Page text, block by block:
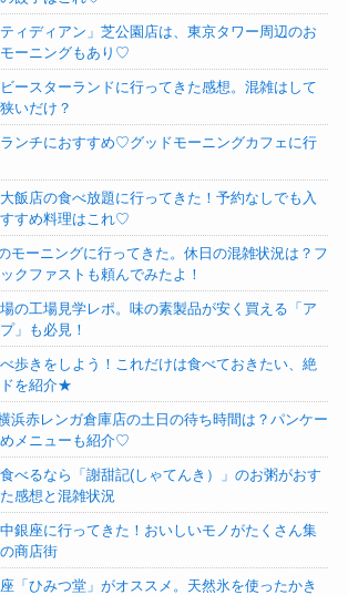
ティディアン」芝公園店は、東京タワー周辺のお
ーニングもあり♡
ースターランドに行ってきた感想。混雑はして
いだけ？
ンチにおすすめ♡グッドモーニングカフェに行
大飯店の食べ放題に行ってきた！予約なしでも入
すめ料理はこれ♡
モーニングに行ってきた。休日の混雑状況は？フ
クファストも頼んでみたよ！
の工場見学レポ。味の素製品が安く買える「ア
」も必見！
歩きをしよう！これだけは食べておきたい、絶
を紹介★
浜赤レンガ倉庫店の土日の待ち時間は？パンケー
メニューも紹介♡
べるなら「謝甜記(しゃてんき）」のお粥がおす
感想と混雑状況
中銀座に行ってきた！おいしいモノがたくさん集
商店街
「ひみつ堂」がオススメ。天然氷を使ったかき